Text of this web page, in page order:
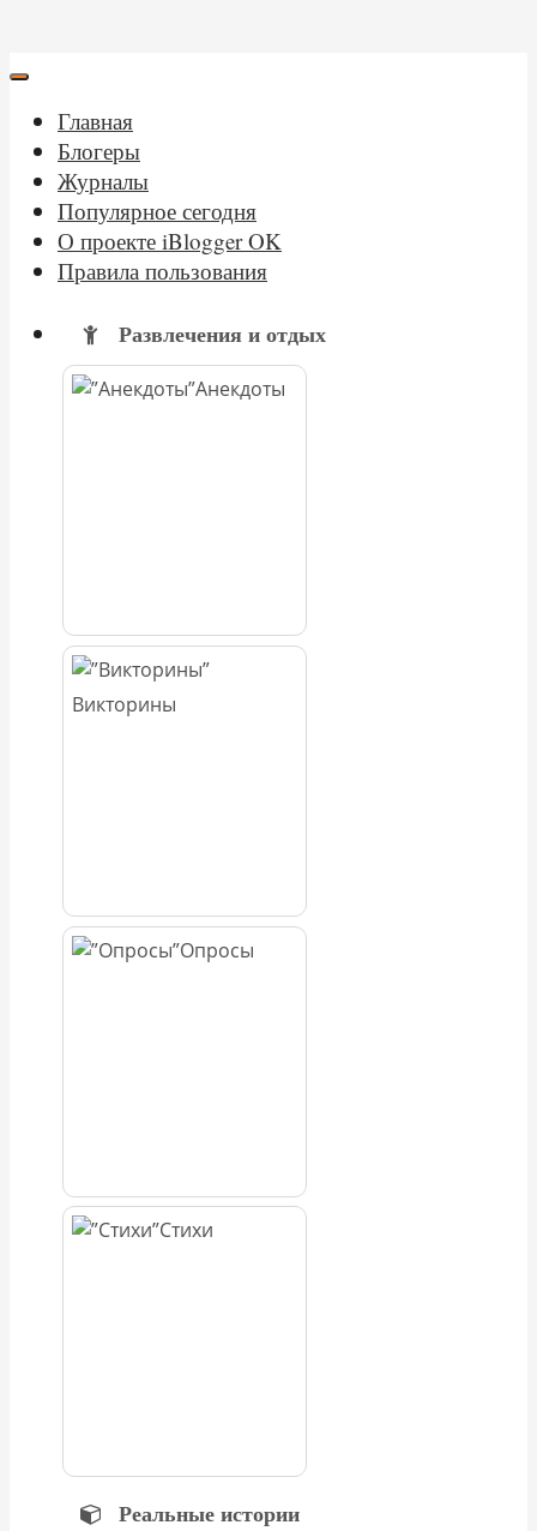
Главная
Блогеры
Журналы
Популярное сегодня
О проекте iBlogger OK
Правила пользования
Развлечения и отдых
Анекдоты
Викторины
Опросы
Стихи
Реальные истории